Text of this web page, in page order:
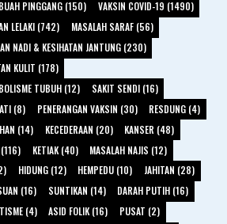
PINGGANG (150)
VAKSIN COVID-19 (1490)
LELAKI (742)
MASALAH SARAF (56)
NADI & KESIHATAN JANTUNG (230)
KULIT (178)
TUBUH (12)
SAKIT SENDI (16)
(8) PENERANGAN VAKSIN (30)
RESDUNG (4)
(14) KECEDERAAN (20)
KANSER (48)
(116) KETIAK (40)
MASALAH NAJIS (12)
HIDUNG (12) HEMPEDU (10)
JAHITAN (28)
(16) SUNTIKAN (14)
DARAH PUTIH (16)
(4) ASID FOLIK (16)
PUSAT (2)